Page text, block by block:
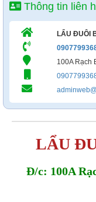
Thông tin liên
LẨU ĐUÔI
100A Rạch
LẨU
Đ/c: 100A